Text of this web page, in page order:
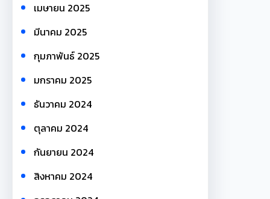
เมษายน 2025
มีนาคม 2025
กุมภาพันธ์ 2025
มกราคม 2025
ธันวาคม 2024
ตุลาคม 2024
กันยายน 2024
สิงหาคม 2024